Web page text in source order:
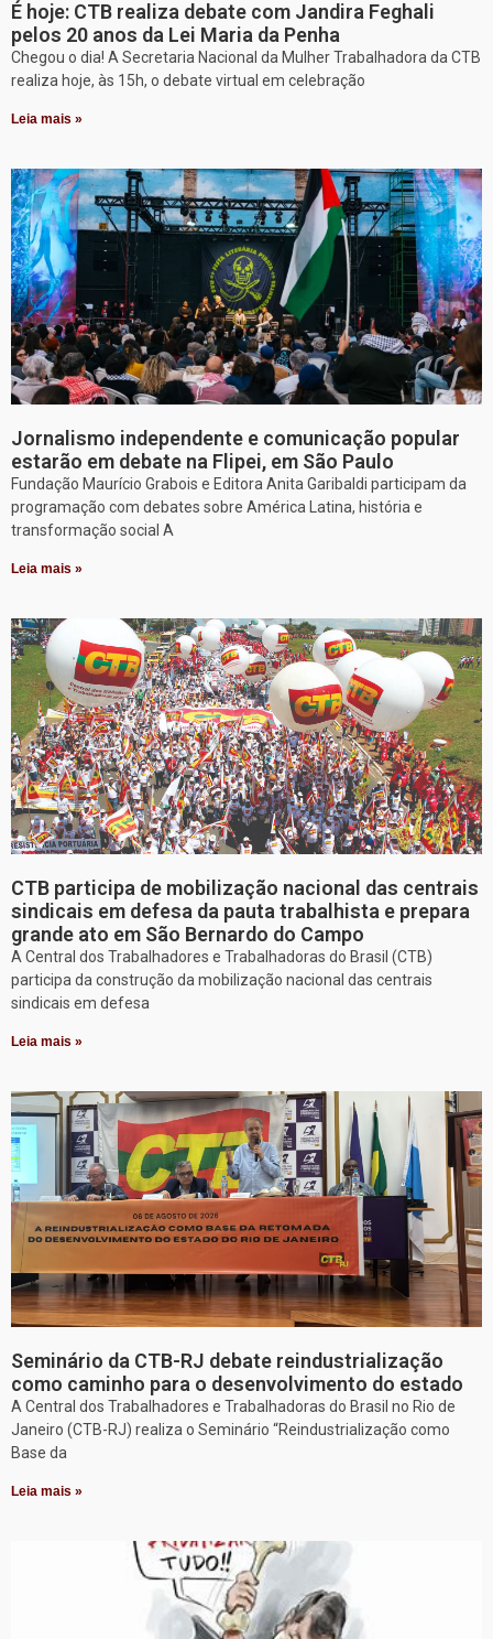
É hoje: CTB realiza debate com Jandira Feghali
pelos 20 anos da Lei Maria da Penha
Chegou o dia! A Secretaria Nacional da Mulher Trabalhadora da CTB
realiza hoje, às 15h, o debate virtual em celebração
Leia mais »
Jornalismo independente e comunicação popular
estarão em debate na Flipei, em São Paulo
Fundação Maurício Grabois e Editora Anita Garibaldi participam da
programação com debates sobre América Latina, história e
transformação social A
Leia mais »
CTB participa de mobilização nacional das centrais
sindicais em defesa da pauta trabalhista e prepara
grande ato em São Bernardo do Campo
A Central dos Trabalhadores e Trabalhadoras do Brasil (CTB)
participa da construção da mobilização nacional das centrais
sindicais em defesa
Leia mais »
Seminário da CTB-RJ debate reindustrialização
como caminho para o desenvolvimento do estado
A Central dos Trabalhadores e Trabalhadoras do Brasil no Rio de
Janeiro (CTB-RJ) realiza o Seminário “Reindustrialização como
Base da
Leia mais »